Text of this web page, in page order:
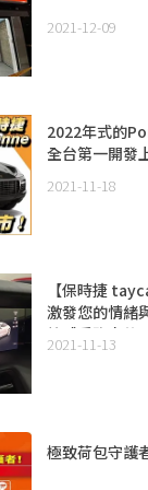
2021-12-09
2022年式的
全台第一開發
2021-11-18
【保時捷
激發您的情緒
效感受跑車的
2021-11-13
極致荷包守護